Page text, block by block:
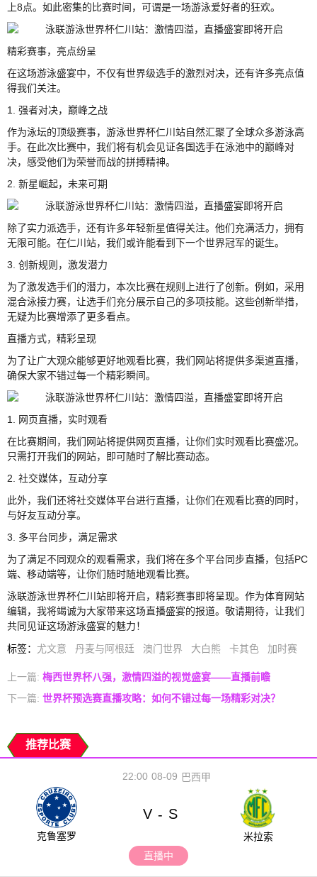
上8点。如此密集的比赛时间，可谓是一场游泳爱好者的狂欢。
精彩赛事，亮点纷呈
在这场游泳盛宴中，不仅有世界级选手的激烈对决，还有许多亮点值
得我们关注。
1. 强者对决，巅峰之战
作为泳坛的顶级赛事，游泳世界杯仁川站自然汇聚了全球众多游泳高
手。在此次比赛中，我们将有机会见证各国选手在泳池中的巅峰对
决，感受他们为荣誉而战的拼搏精神。
2. 新星崛起，未来可期
除了实力派选手，还有许多年轻新星值得关注。他们充满活力，拥有
无限可能。在仁川站，我们或许能看到下一个世界冠军的诞生。
3. 创新规则，激发潜力
为了激发选手们的潜力，本次比赛在规则上进行了创新。例如，采用
混合泳接力赛，让选手们充分展示自己的多项技能。这些创新举措，
无疑为比赛增添了更多看点。
直播方式，精彩呈现
为了让广大观众能够更好地观看比赛，我们网站将提供多渠道直播，
确保大家不错过每一个精彩瞬间。
1. 网页直播，实时观看
在比赛期间，我们网站将提供网页直播，让你们实时观看比赛盛况。
只需打开我们的网站，即可随时了解比赛动态。
2. 社交媒体，互动分享
此外，我们还将社交媒体平台进行直播，让你们在观看比赛的同时，
与好友互动分享。
3. 多平台同步，满足需求
为了满足不同观众的观看需求，我们将在多个平台同步直播，包括PC
端、移动端等，让你们随时随地观看比赛。
泳联游泳世界杯仁川站即将开启，精彩赛事即将呈现。作为体育网站
编辑，我将竭诚为大家带来这场直播盛宴的报道。敬请期待，让我们
共同见证这场游泳盛宴的魅力！
标签： 尤文意 丹麦与阿根廷 澳门世界 大白熊 卡其色 加时赛
上一篇: 梅西世界杯八强，激情四溢的视觉盛宴——直播前瞻
下一篇: 世界杯预选赛直播攻略：如何不错过每一场精彩对决？
推荐比赛
08-09
22:00 巴西甲
克鲁塞罗
V - S
米拉索
直播中